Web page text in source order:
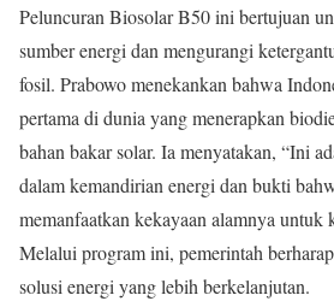
Peluncuran Biosolar B50 ini bertujuan
sumber energi dan mengurangi
fosil. Prabowo menekankan bahwa
pertama di dunia yang menerapkan
bahan bakar solar. Ia menyatakan, “Ini
dalam kemandirian energi dan bukti
memanfaatkan kekayaan alamnya untuk
Melalui program ini, pemerintah
solusi energi yang lebih berkelanjutan.